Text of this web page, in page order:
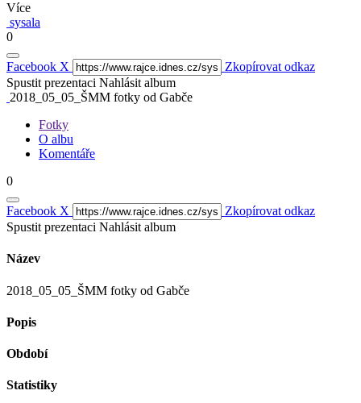
Více
sysala
0
Facebook X
Zkopírovat odkaz
Spustit prezentaci Nahlásit album
2018_05_05_ŠMM fotky od Gabče
Fotky
O albu
Komentáře
0
Facebook X
Zkopírovat odkaz
Spustit prezentaci Nahlásit album
Název
2018_05_05_ŠMM fotky od Gabče
Popis
Období
Statistiky